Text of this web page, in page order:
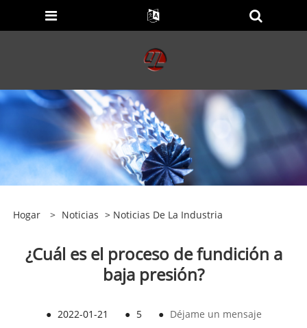
Hogar > Noticias > Noticias De La Industria
¿Cuál es el proceso de fundición a
baja presión?
● 2022-01-21 ● 5 ● Déjame un mensaje